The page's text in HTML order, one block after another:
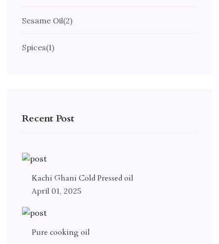
Sesame Oil(2)
Spices(1)
Recent Post
Kachi Ghani Cold Pressed oil
April 01, 2025
Pure cooking oil